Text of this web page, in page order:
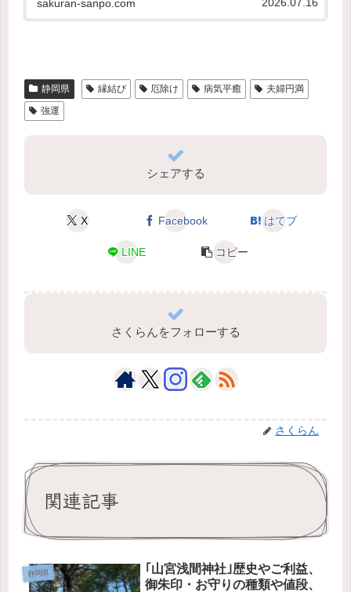
からの景色夕食朝食バイキングの様子別館で受けた
sakuran-sanpo.com
静岡県 縁結び 厄除け 病気平癒
夫婦円満
強運
シェアする
X Facebook はてブ
LINE コピー
さくらんをフォローする
さくらん
関連記事
静岡県
｢山宮浅間神社｣歴史やご利益、
御朱印・お守りの種類や値段、